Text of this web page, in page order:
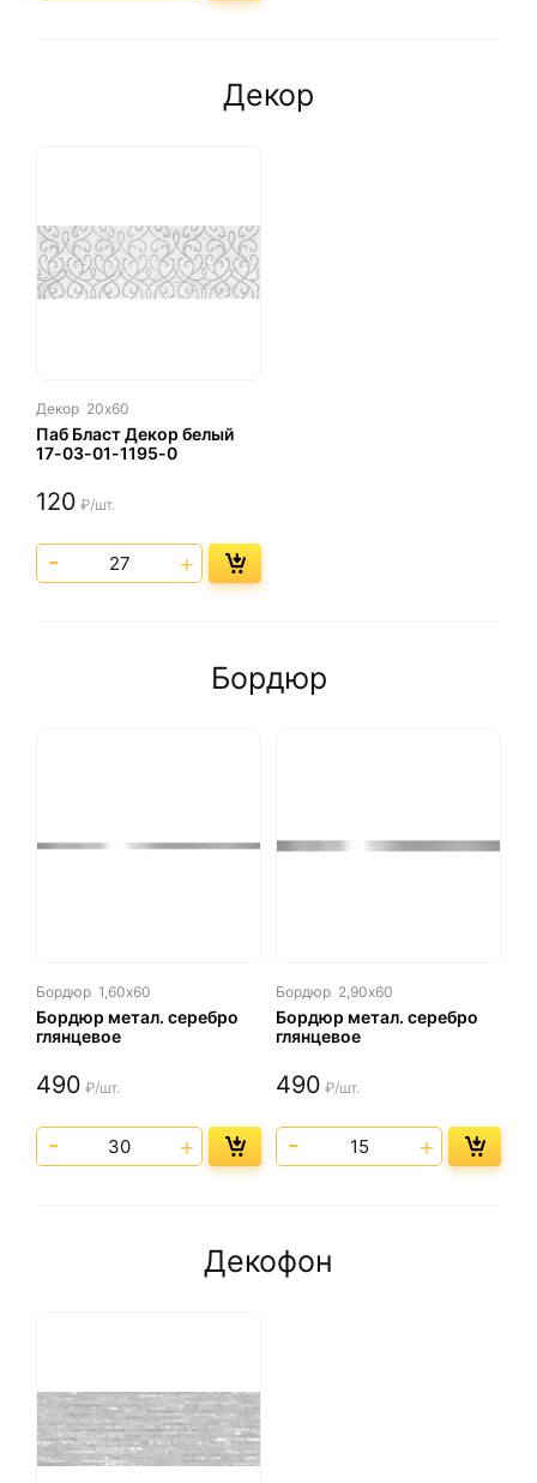
Декор
Декор 20х60
Паб Бласт Декор белый
17-03-01-1195-0
120 ₽/шт.
Бордюр
Бордюр 1,60х60
Бордюр метал. серебро
глянцевое
490 ₽/шт.
Бордюр 2,90х60
Бордюр метал. серебро
глянцевое
490 ₽/шт.
Декофон